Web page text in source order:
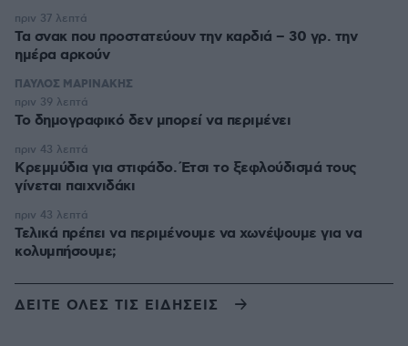
Τα σνακ που προστατεύουν την καρδιά – 30 γρ. την
ημέρα αρκούν
πριν 37 λεπτά
ΠΑΥΛΟΣ ΜΑΡΙΝΑΚΗΣ
Το δημογραφικό δεν μπορεί να περιμένει
πριν 39 λεπτά
Κρεμμύδια για στιφάδο. Έτσι το ξεφλούδισμά τους
γίνεται παιχνιδάκι
πριν 43 λεπτά
Τελικά πρέπει να περιμένουμε να χωνέψουμε για να
κολυμπήσουμε;
πριν 43 λεπτά
ΔΕΙΤΕ ΟΛΕΣ ΤΙΣ ΕΙΔΗΣΕΙΣ